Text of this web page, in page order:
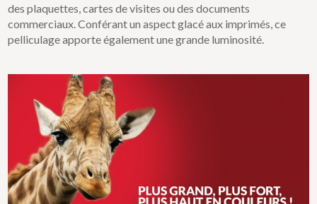
des plaquettes, cartes de visites ou des documents
commerciaux. Conférant un aspect glacé aux imprimés, ce
pelliculage apporte également une grande luminosité.